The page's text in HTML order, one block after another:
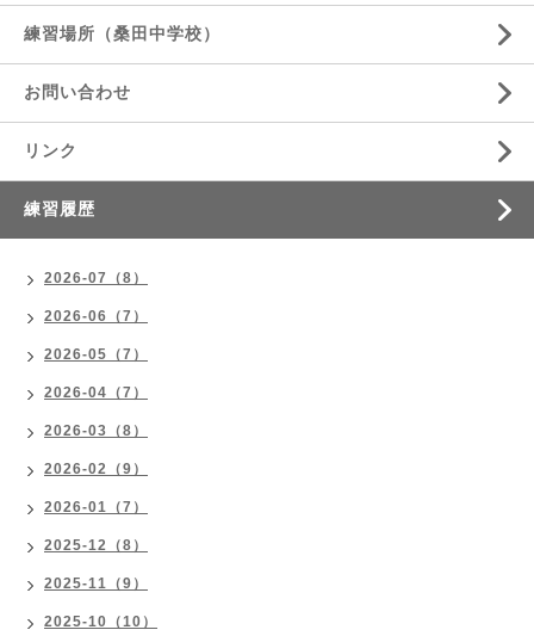
練習場所（桑田中学校）
お問い合わせ
リンク
練習履歴
2026-07（8）
2026-06（7）
2026-05（7）
2026-04（7）
2026-03（8）
2026-02（9）
2026-01（7）
2025-12（8）
2025-11（9）
2025-10（10）